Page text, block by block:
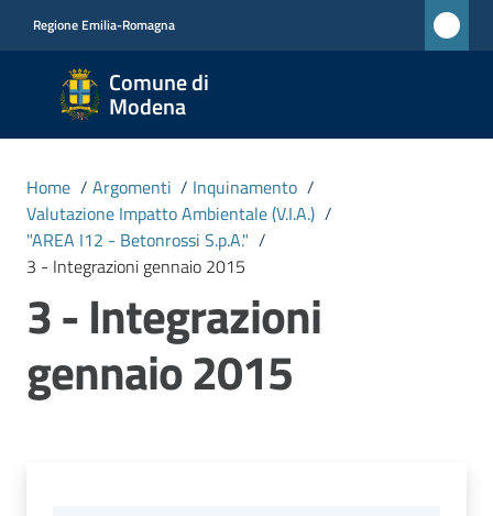
Regione Emilia-Romagna
Comune di
Modena
Comune
di
Modena
CIVICA
MONET
Amministrazione
Novità
Home / Argomenti / Inquinamento /
Valutazione Impatto Ambientale (V.I.A.) /
"AREA I12 - Betonrossi S.p.A." /
3 - Integrazioni gennaio 2015
3 - Integrazioni
gennaio 2015